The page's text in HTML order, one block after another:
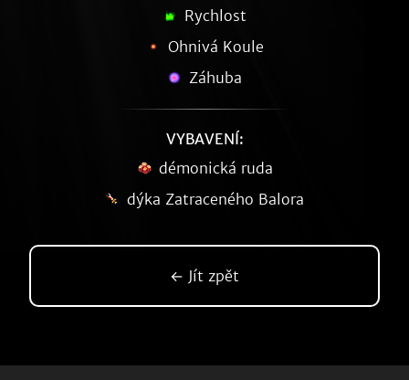
Rychlost
Ohnivá Koule
Záhuba
VYBAVENÍ:
démonická ruda
dýka Zatraceného Balora
← Jít zpět